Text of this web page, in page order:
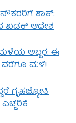
ನೌಕರರಿಗೆ ಶಾಕ್:
ಖಡಕ್ ಆದೇಶ
ಮಳೆಯ ಅಬ್ಬರ: ಈ
ವರೆಗೂ ಮಳೆ!
ಗೃಹಜ್ಯೋತಿ